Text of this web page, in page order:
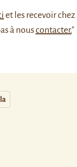
et les recevoir chez
à nouscontacter."